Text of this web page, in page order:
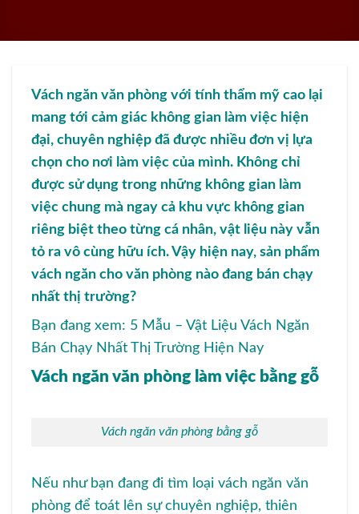
Vách ngăn văn phòng với tính thẩm mỹ cao lại
mang tới cảm giác không gian làm việc hiện
đại, chuyên nghiệp đã được nhiều đơn vị lựa
chọn cho nơi làm việc của mình. Không chỉ
được sử dụng trong những không gian làm
việc chung mà ngay cả khu vực không gian
riêng biệt theo từng cá nhân, vật liệu này vẫn
tỏ ra vô cùng hữu ích. Vậy hiện nay, sản phẩm
vách ngăn cho văn phòng nào đang bán chạy
nhất thị trường?
Bạn đang xem: 5 Mẫu – Vật Liệu Vách Ngăn
Bán Chạy Nhất Thị Trường Hiện Nay
Vách ngăn văn phòng làm việc bằng gỗ
Vách ngăn văn phòng bằng gỗ
Nếu như bạn đang đi tìm loại vách ngăn văn
phòng để toát lên sự chuyên nghiệp, thiên